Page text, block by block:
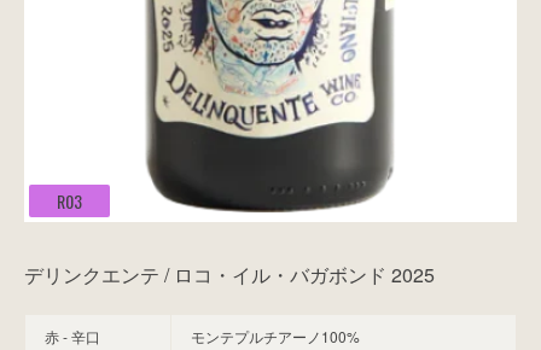
R03
デリンクエンテ / ロコ・イル・バガボンド 2025
赤 - 辛口 モンテプルチアーノ100%